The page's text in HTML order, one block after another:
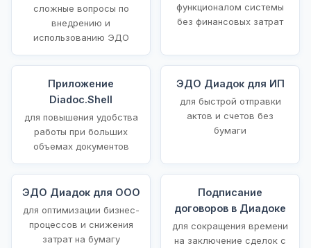
сложные вопросы по
внедрению и
использованию ЭДО
функционалом системы
без финансовых затрат
Приложение
Diadoc.Shell
для повышения удобства
работы при больших
объемах документов
ЭДО Диадок для ИП
для быстрой отправки
актов и счетов без
бумаги
ЭДО Диадок для ООО
для оптимизации бизнес-
процессов и снижения
затрат на бумагу
Подписание
договоров в Диадоке
для сокращения времени
на заключение сделок с